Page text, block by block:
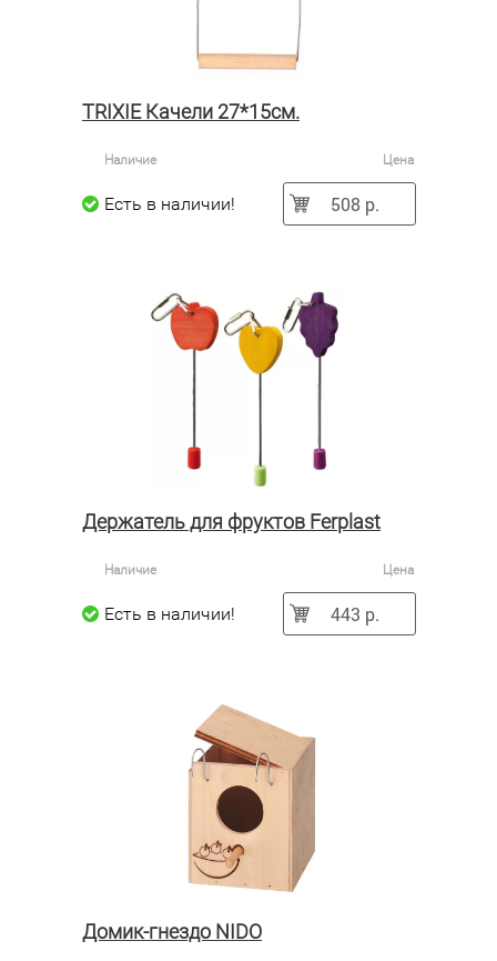
TRIXIE Качели 27*15см.
Наличие Цена
Есть в наличии! 508 р.
Держатель для фруктов Ferplast
Наличие Цена
Есть в наличии! 443 р.
Домик-гнездо NIDO